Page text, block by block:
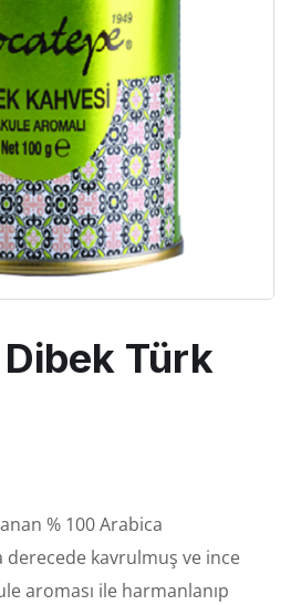
Türk
% 100 Arabica
derecede kavrulmuş ve ince
aroması ile harmanlanıp